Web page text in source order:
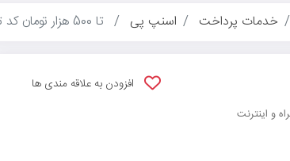
خدمات پرداخت اسنپ پی تا 500 هزار تومان کد تخفیف فروشگاه‌های منتخب اسنپ پی
و اینترنت
افزودن به علاقه مندی ها